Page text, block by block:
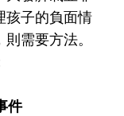
孩子的負面情
需要方法。
件